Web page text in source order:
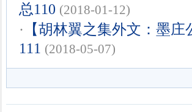
总110 (2018-01-12)
· 【胡林翼之集外文：墨
111 (2018-05-07)